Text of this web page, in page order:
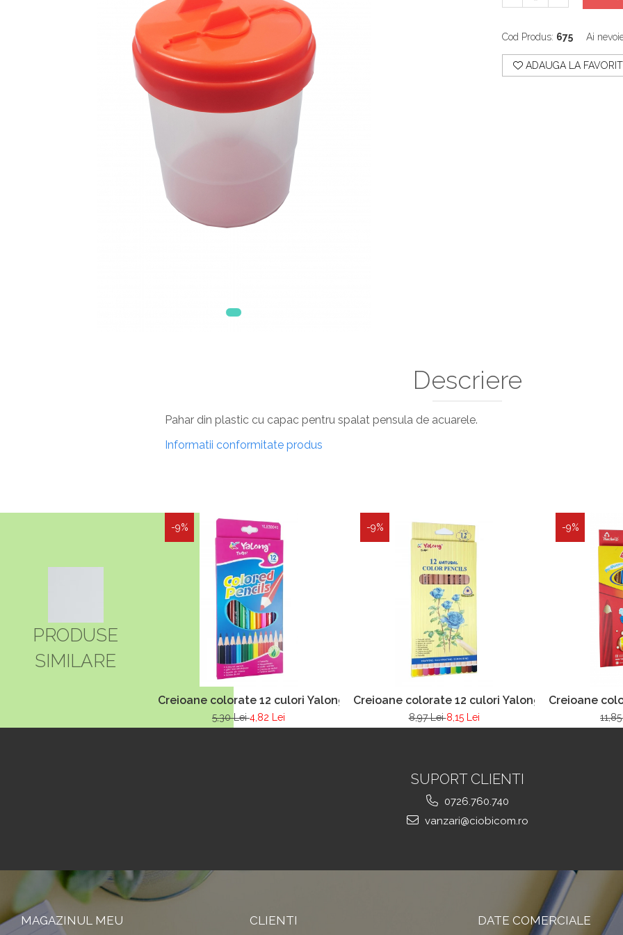
Cod Produs: 675 Ai
ADAUGA LA
Descriere
Pahar din plastic cu capac pentru spalat pensula de acuarele.
Informatii conformitate produs
PRODUSE
SIMILARE
-9%
Creioane colorate 12 culori Yalong 830041
5,30 Lei4,82 Lei
-9%
Creioane colorate 12 culori Yalong 83032
8,97 Lei8,15 Lei
-9%
Creioane
SUPORT CLIENTI
0726.760.740
vanzari@ciobicom.ro
MAGAZINUL MEU CLIENTI DATE COMERCIALE